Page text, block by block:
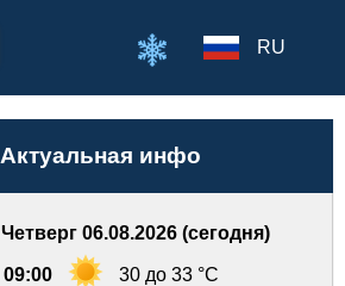
RU
Актуальная инфо
Четверг 06.08.2026 (сегодня)
09:00 30 до 33 °C